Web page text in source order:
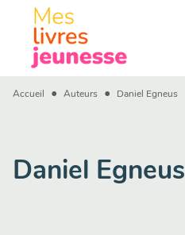
MENU
PIED DE PAGE
Accueil • Auteurs • Daniel Egneus
Daniel Egneus